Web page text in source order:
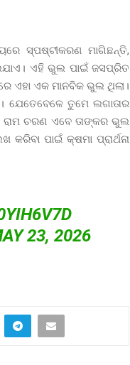
ସ୍ପଷ୍ଟୀକରଣ ମାଗିଛନ୍ତି,
ଏହି ଭୁଲ ପାଇଁ ଜସପ୍ରିତ
ଏହା ଏକ ମାନବିକ ଭୁଲ ଥିଲା।
ତୁମେ ଲଗାତାର
ରାମ ଚରଣ ଏବେ ତାଙ୍କର ଭୁଲ
ପାଇଁ କ୍ଷମା ପ୍ରାର୍ଥନା
23, 2026